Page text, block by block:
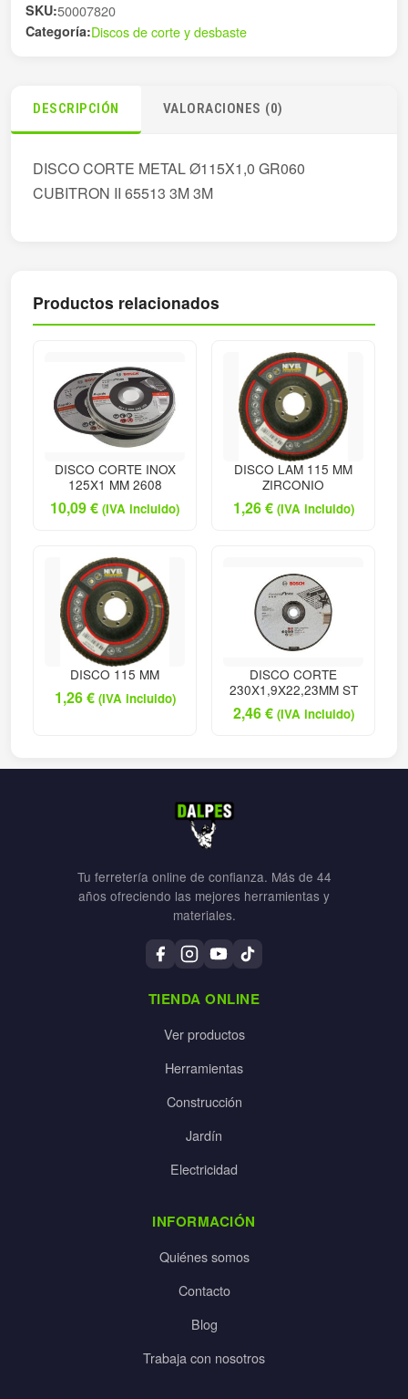
cantidad
SKU:50007820
Categoría:Discos de corte y desbaste
DESCRIPCIÓN VALORACIONES (0)
DISCO CORTE METAL Ø115X1,0 GR060
CUBITRON II 65513 3M 3M
Productos relacionados
DISCO CORTE INOX
125X1 MM 2608
10,09€ (IVA incluido)
DISCO LAM 115 MM
ZIRCONIO
1,26€ (IVA incluido)
DISCO 115 MM
1,26€ (IVA incluido)
DISCO CORTE
230X1,9X22,23MM ST
2,46€ (IVA incluido)
Tu ferretería online de confianza. Más de 44
años ofreciendo las mejores herramientas y
materiales.
TIENDA ONLINE
Ver productos
Herramientas
Construcción
Jardín
Electricidad
INFORMACIÓN
Quiénes somos
Contacto
Blog
Trabaja con nosotros